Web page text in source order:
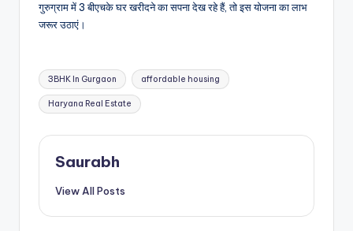
गुरुग्राम में 3 बीएचके घर खरीदने का सपना देख रहे हैं, तो इस योजना का लाभ
जरूर उठाएं।
Tags:
3BHK In Gurgaon affordable housing
Haryana Real Estate
Saurabh
View All Posts